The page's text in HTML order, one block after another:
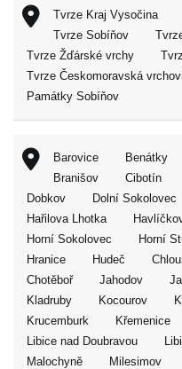
Tvrze Kraj Vysočina
Tvrze Sobíňov
Tvrze Žďárské vrchy
Tvrze Českomoravská
Památky Sobíňov
Barovice Benátky
Branišov
Cibotín
Dobkov
Dolní Sokolovec
Hařilova Lhotka
Horní Sokolovec
Horní
Hranice
Hudeč
Chotěboř
Jahodov
Kladruby
Kocourov
Krucemburk
Křemenice
Libice nad Doubravou
Malochyně
Milesimov